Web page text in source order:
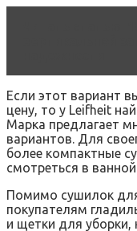
Если этот вариант
цену, то у Leifheit
Марка предлагает
вариантов. Для
более компактные
смотреться в
Помимо сушилок
покупателям
и щетки для уборки,